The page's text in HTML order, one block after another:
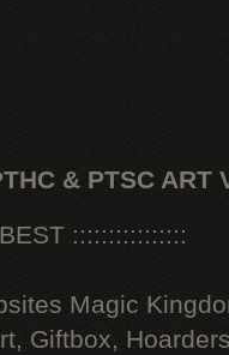
& PTSC ART
::::::::::::::::
Magic
Giftbox,